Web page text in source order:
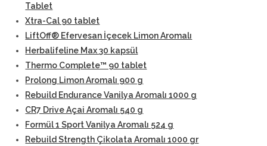
Tablet
Xtra-Cal 90 tablet
LiftOff® Efervesan İçecek Limon Aromalı
Herbalifeline Max 30 kapsül
Thermo Complete™ 90 tablet
Prolong Limon Aromalı 900 g
Rebuild Endurance Vanilya Aromalı 1000 g
CR7 Drive Açai Aromalı 540 g
Formül 1 Sport Vanilya Aromalı 524 g
Rebuild Strength Çikolata Aromalı 1000 gr